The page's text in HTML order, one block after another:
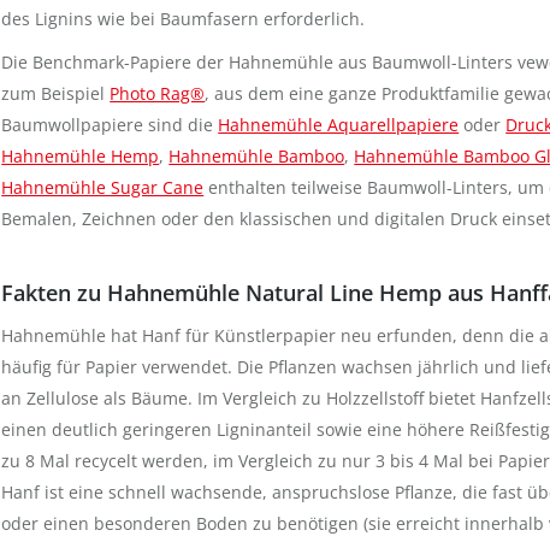
des Lignins wie bei Baumfasern erforderlich.
Die Benchmark-Papiere der Hahnemühle aus Baumwoll-Linters
zum Beispiel Photo Rag®, aus dem eine ganze Produktfamilie
Baumwollpapiere sind die Hahnemühle Aquarellpapiere oder
Hahnemühle Hemp, Hahnemühle Bamboo, Hahnemühle Bamboo
Hahnemühle Sugar Cane enthalten teilweise Baumwoll-Linters,
Bemalen, Zeichnen oder den klassischen und digitalen Druck
Fakten zu Hahnemühle Natural Line Hemp aus
Hahnemühle hat Hanf für Künstlerpapier neu erfunden, denn die
häufig für Papier verwendet. Die Pflanzen wachsen jährlich und
an Zellulose als Bäume. Im Vergleich zu Holzzellstoff bietet
einen deutlich geringeren Ligninanteil sowie eine höhere
zu 8 Mal recycelt werden, im Vergleich zu nur 3 bis 4 Mal bei
Hanf ist eine schnell wachsende, anspruchslose Pflanze, die fast
oder einen besonderen Boden zu benötigen (sie erreicht innerhalb